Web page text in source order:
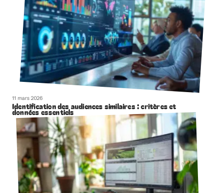
11 mars 2026
Identification des audiences similaires : critères et
données essentiels